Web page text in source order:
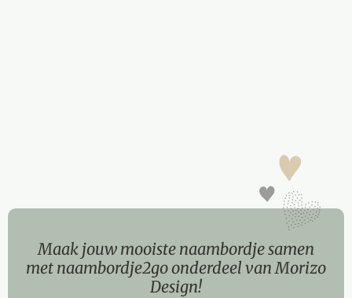
Maak jouw mooiste naambordje samen
met naambordje2go onderdeel van Morizo
Design!